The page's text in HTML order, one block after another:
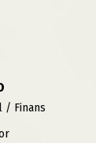
/ Finans